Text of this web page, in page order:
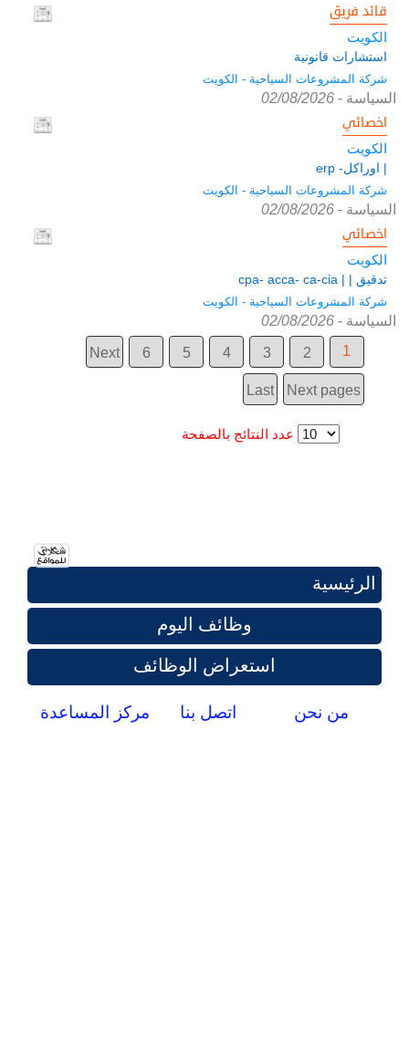
قائد فريق
الكويت
استشارات قانونية
شركة المشروعات السياحية - الكويت
السياسة -
02/08/2026
اخصائي
الكويت
| اوراكل- erp
شركة المشروعات السياحية - الكويت
السياسة -
02/08/2026
اخصائي
الكويت
تدقيق | | cpa- acca- ca-cia
شركة المشروعات السياحية - الكويت
السياسة -
02/08/2026
1
2
3
4
5
6
Next
Next pages
Last
عدد النتائج بالصفحة
الرئيسية
وظائف اليوم
استعراض الوظائف
من نحن اتصل بنا مركز المساعدة